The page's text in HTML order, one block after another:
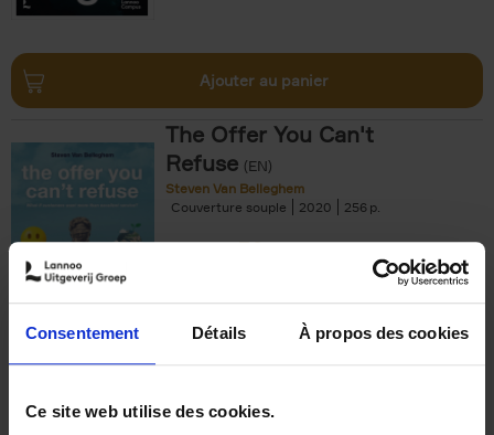
Consentement Détails À propos des cookies
Ce site web utilise des cookies.
Ajouter au panier
The Offer You Can't
Refuse (EN)
Steven Van Belleghem
Couverture souple
2020 256
€37,50